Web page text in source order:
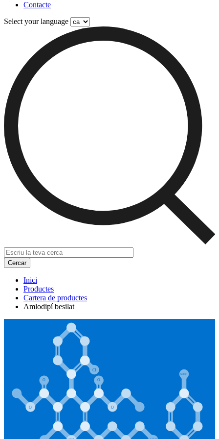
Contacte
Select your language
Inici
Productes
Cartera de productes
Amlodipí besilat